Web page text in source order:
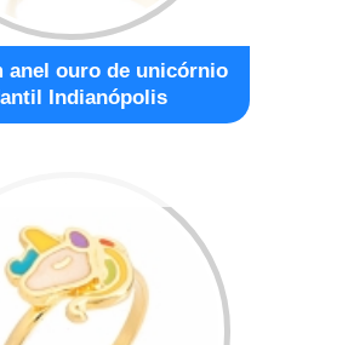
anel ouro de unicórnio
Indianópolis